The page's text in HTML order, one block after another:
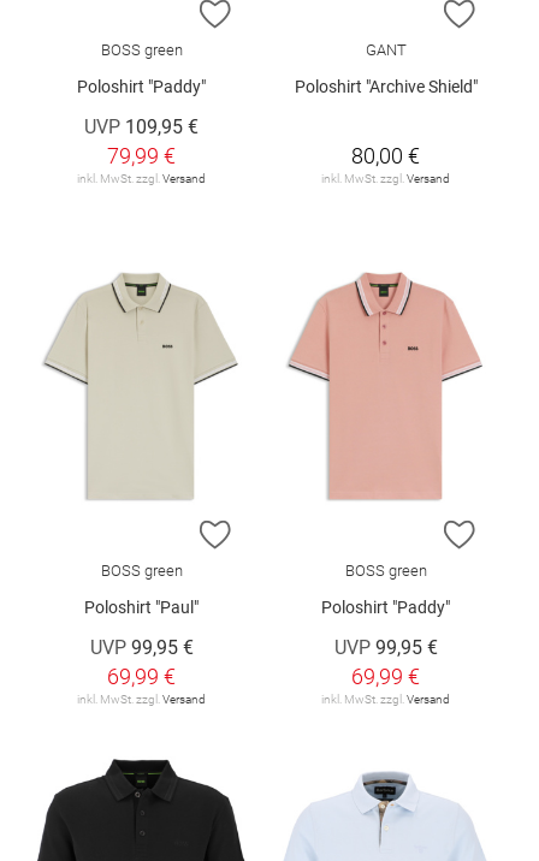
ZUR WUNSCHLISTE HINZUFÜGEN
BOSS green
Poloshirt "Paddy"
UVP 109,95 €
79,99 €
inkl. MwSt. zzgl. Versand
ZUR
GANT
Poloshirt "Archive Shield"
80,00 €
inkl. MwSt. zzgl. Versand
ZUR WUNSCHLISTE HINZUFÜGEN
BOSS green
Poloshirt "Paul"
UVP 99,95 €
69,99 €
inkl. MwSt. zzgl. Versand
ZUR
BOSS green
Poloshirt "Paddy"
UVP 99,95 €
69,99 €
inkl. MwSt. zzgl. Versand